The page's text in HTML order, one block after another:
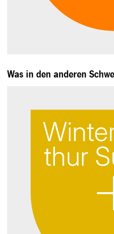
Was in den anderen